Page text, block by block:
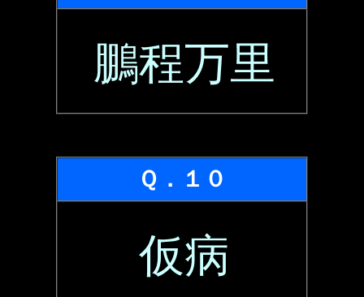
鵬程万里
Ｑ．１０
仮病